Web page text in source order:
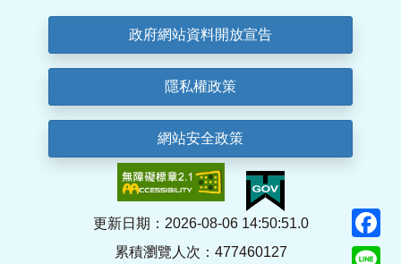
政府網站資料開放宣告
隱私權政策
網站安全政策
更新日期：2026-08-06 14:50:51.0
累積瀏覽人次：477460127